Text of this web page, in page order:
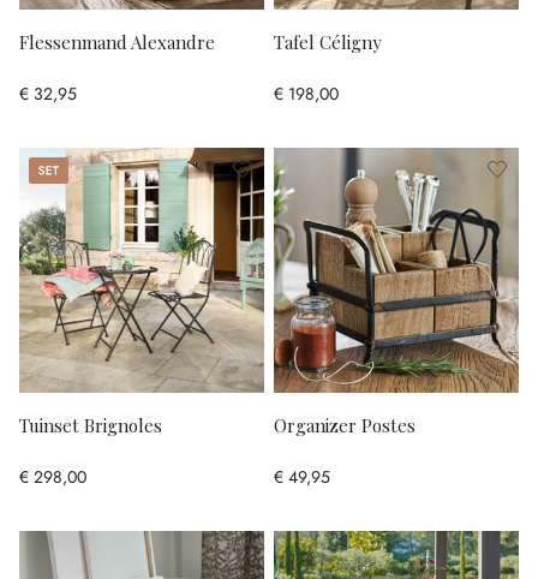
Flessenmand Alexandre
€ 32,95
Tafel Céligny
€ 198,00
Set
Tuinset Brignoles
€ 298,00
Organizer Postes
€ 49,95